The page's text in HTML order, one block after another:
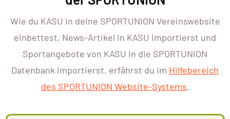
Wie du KASU in deine SPORTUNION Vereinswebsite
einbettest, News-Artikel in KASU importierst und
Sportangebote von KASU in die SPORTUNION
Datenbank importierst, erfährst du im Hilfebereich
des SPORTUNION Website-Systems.